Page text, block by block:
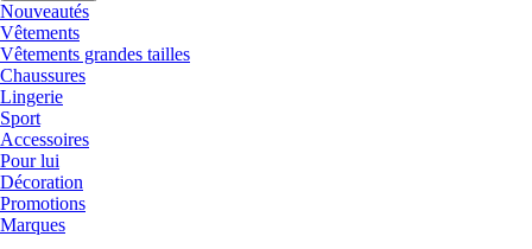
Nouveautés
Vêtements
Vêtements grandes tailles
Chaussures
Lingerie
Sport
Accessoires
Pour lui
Décoration
Promotions
Marques